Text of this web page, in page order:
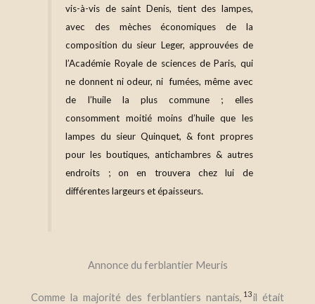
vis-à-vis de saint Denis, tient des lampes,
avec des mèches économiques de la
composition du sieur Leger, approuvées de
l’Académie Royale de sciences de Paris, qui
ne donnent ni odeur, ni fumées, même avec
de l’huile la plus commune ; elles
consomment moitié moins d’huile que les
lampes du sieur Quinquet, & font propres
pour les boutiques, antichambres & autres
endroits ; on en trouvera chez lui de
différentes largeurs et épaisseurs.
Annonce du ferblantier Meuris
Comme la majorité des ferblantiers nantais, 13il était